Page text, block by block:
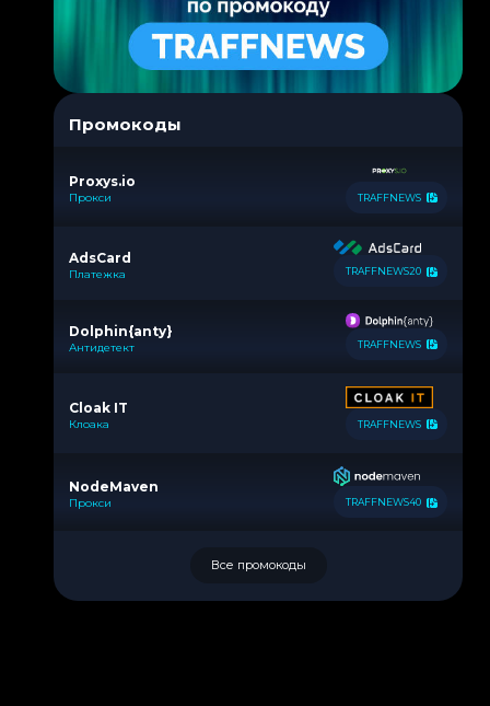
Промокоды
Proxys.io
Прокси TRAFFNEWS
AdsCard
Платежка TRAFFNEWS20
Dolphin{anty}
Антидетект TRAFFNEWS
Cloak IT
Клоака TRAFFNEWS
NodeMaven
Прокси TRAFFNEWS40
Все промокоды